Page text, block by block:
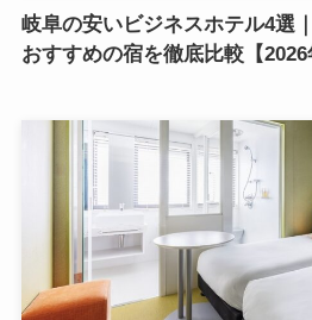
岐阜の安いビジネスホテル4選
おすすめの宿を徹底比較【2026